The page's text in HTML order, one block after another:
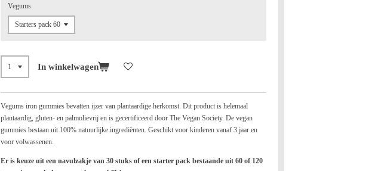
Vegums
In winkelwagen
Vegums iron gummies bevatten ijzer van plantaardige herkomst. Dit product is helemaal
plantaardig, gluten- en palmolievrij en is gecertificeerd door The Vegan Society. De vegan
gummies bestaan uit 100% natuurlijke ingrediënten. Geschikt voor kinderen vanaf 3 jaar en
voor volwassenen.
Er is keuze uit een navulzakje van 30 stuks of een starter pack bestaande uit 60 of 120